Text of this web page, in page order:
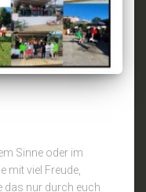
Sinne oder im
mit viel Freude,
das nur durch euch